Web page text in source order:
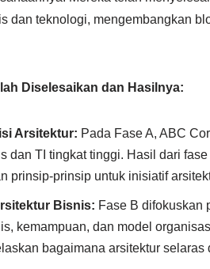
dan teknologi, mengembangkan
Diselesaikan dan Hasilnya:
Arsitektur: Pada Fase A, ABC
dan TI tingkat tinggi. Hasil dari
prinsip-prinsip untuk inisiatif
Bisnis: Fase B difokuskan
kemampuan, dan model
bagaimana arsitektur selaras